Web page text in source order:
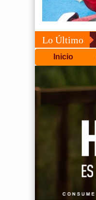
Lo Último
Inicio